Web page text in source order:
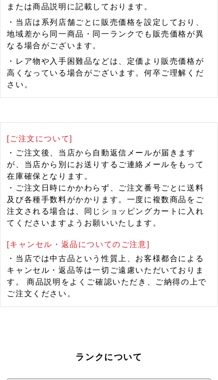
または商品説明に記載しております。
・当店は系列店舗ごとに販売価格を設定しており、
地域差から同一商品・同一ランクでも販売価格が異
なる場合がございます。
・レア物や入手困難品などは、定価より販売価格が
高くなっている場合がございます。何卒ご理解くだ
さい。
[ご注文について]
・ご注文後、当店から自動返信メールが届きます
が、当店から別にお送りするご連絡メールをもって
在庫確保となります。
・ご注文日時にかかわらず、ご注文番号ごとに送料
及び各種手数料がかかります。一度に複数商品をご
注文される場合は、同じショッピングカートに入れ
てくださいますようお願いいたします。
[キャンセル・返品についてのご注意]
・当店では中古品という性質上、お客様都合による
キャンセル・返品等は一切ご遠慮いただいておりま
す。 商品説明をよくご確認いただき、ご納得の上で
ご注文ください。
ランクについて